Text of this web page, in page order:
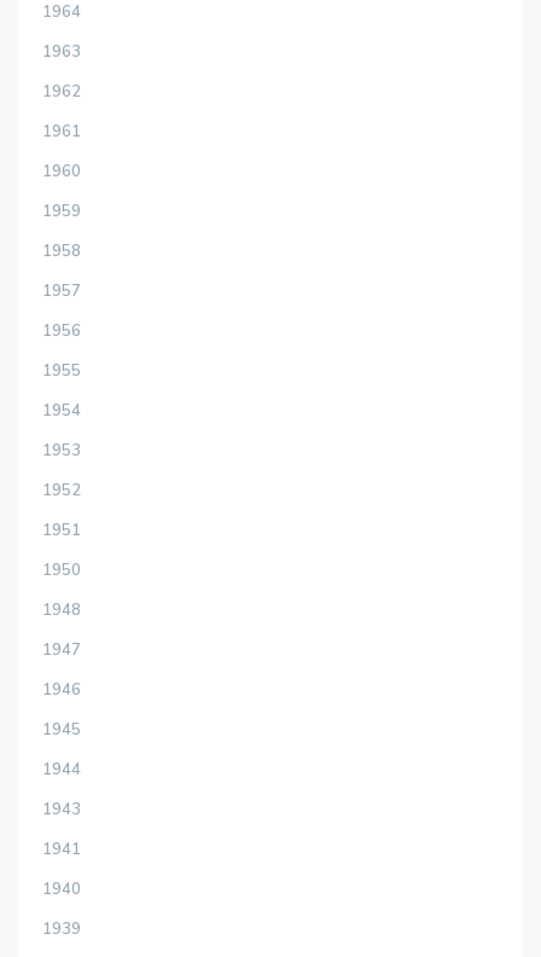
1964
1963
1962
1961
1960
1959
1958
1957
1956
1955
1954
1953
1952
1951
1950
1948
1947
1946
1945
1944
1943
1941
1940
1939